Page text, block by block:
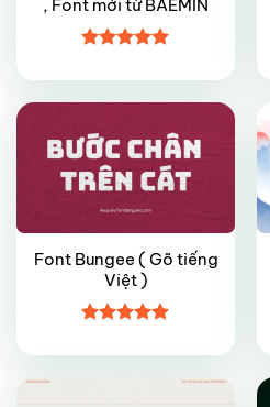
, Font mới từ BAEMIN
hạng4.95
Font Bungee ( Gõ tiếng
Việt )
hạng4.95